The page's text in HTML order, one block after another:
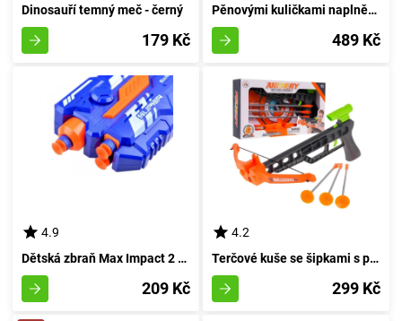
Dinosauří temný meč - černý
179 Kč
Pěnovými kuličkami naplněná vesmírná pistole s maskou
489 Kč
4.9
Dětská zbraň Max Impact 2 v 1
209 Kč
4.2
Terčové kuše se šipkami s přísavky
299 Kč